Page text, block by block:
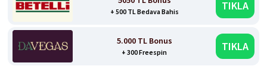
+ 500 TL Bedava Bahis TIKLA
5.000 TL Bonus
+ 300 Freespin TIKLA